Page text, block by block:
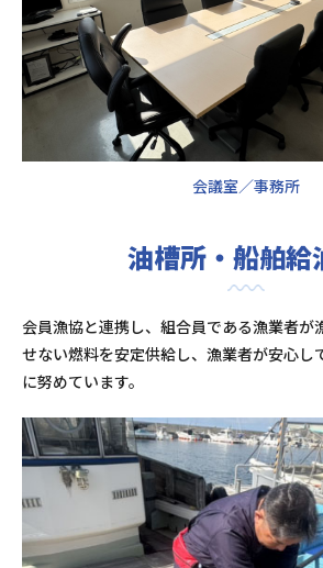
会議室／事務所
油槽所・船舶給
会員漁協と連携し、組合員である漁業者が
せない燃料を安定供給し、漁業者が安心し
に努めています。